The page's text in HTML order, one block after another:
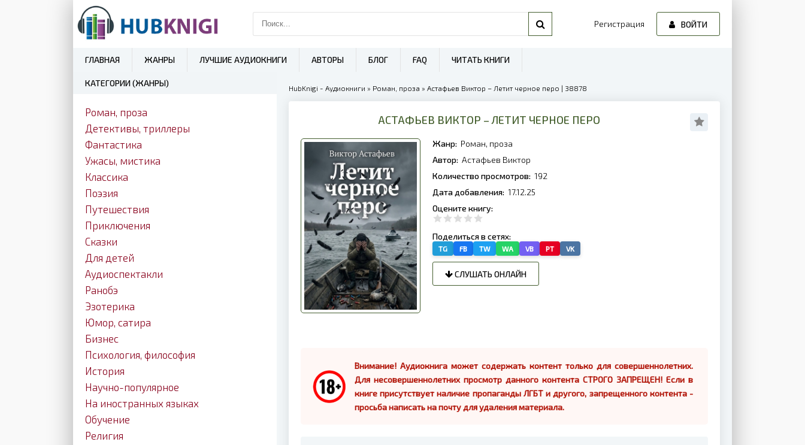
Регистрация ВОЙТИ
ГЛАВНАЯ ЖАНРЫ ЛУЧШИЕ АУДИОКНИГИ АВТОРЫ БЛОГ FAQ ЧИТАТЬ КНИГИ
HubKnigi - Аудиокниги » Роман, проза » Астафьев Виктор – Летит черное перо | 38878
АСТАФЬЕВ ВИКТОР – ЛЕТИТ ЧЕРНОЕ ПЕРО
Жанр: Роман, проза
Автор: Астафьев Виктор
Количество просмотров: 192
Дата добавления: 17.12.25
Оцените книгу:
Поделиться в сетях:
TG FB TW WA VB PT VK
СЛУШАТЬ ОНЛАЙН
Внимание! Аудиокнига может содержать контент только для совершеннолетних.
Для несовершеннолетних просмотр данного контента СТРОГО ЗАПРЕЩЕН! Если в
книге присутствует наличие пропаганды ЛГБТ и другого, запрещенного контента -
просьба написать на почту для удаления материала.
КАТЕГОРИИ (ЖАНРЫ)
Роман, проза
Детективы, триллеры
Фантастика
Ужасы, мистика
Классика
Поэзия
Путешествия
Приключения
Сказки
Для детей
Аудиоспектакли
Ранобэ
Эзотерика
Юмор, сатира
Бизнес
Психология, философия
История
Научно-популярное
На иностранных языках
Обучение
Религия